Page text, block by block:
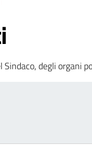
degli organi